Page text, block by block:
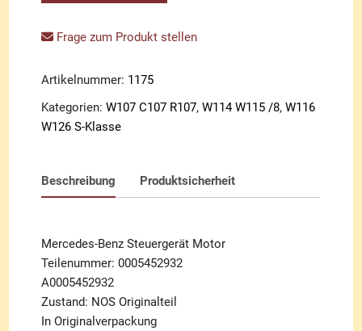
Frage zum Produkt stellen
Artikelnummer: 1175
Kategorien:W107 C107 R107,W114 W115 /8,W116
W126 S-Klasse
Beschreibung Produktsicherheit
Mercedes-Benz Steuergerät Motor
Teilenummer: 0005452932
A0005452932
Zustand: NOS Originalteil
In Originalverpackung